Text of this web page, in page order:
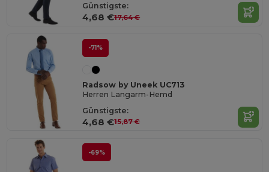
Günstigste:
4,68 €17,64 €
-71%
Radsow by Uneek UC713
Herren Langarm-Hemd
Günstigste:
4,68 €15,87 €
-69%